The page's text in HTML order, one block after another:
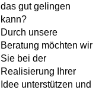
das gut gelingen
kann?
Durch unsere
Beratung möchten wir
Sie bei der
Realisierung Ihrer
Idee unterstützen und